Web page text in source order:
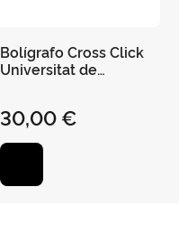
Bolígrafo Cross Click
Universitat de
Brillante At0622-101
30,00 €